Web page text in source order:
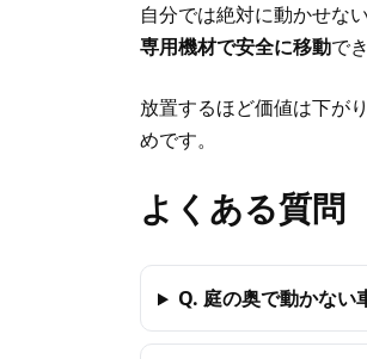
自分では絶対に動かせな
専用機材で安全に移動で
放置するほど価値は下が
めです。
よくある質問
Q. 庭の奥で動かない